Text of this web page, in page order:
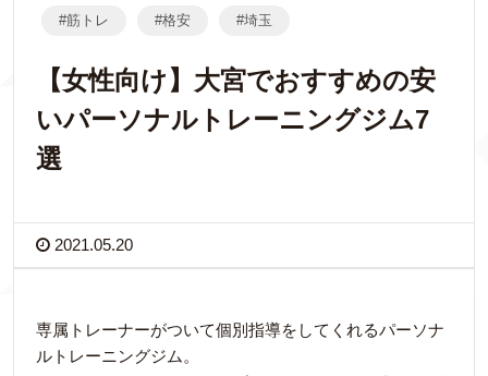
筋トレ 格安 埼玉
【女性向け】大宮でおすすめの安
いパーソナルトレーニングジム7
選
2021.05.20
専属トレーナーがついて個別指導をしてくれるパーソナ
ルトレーニングジム。